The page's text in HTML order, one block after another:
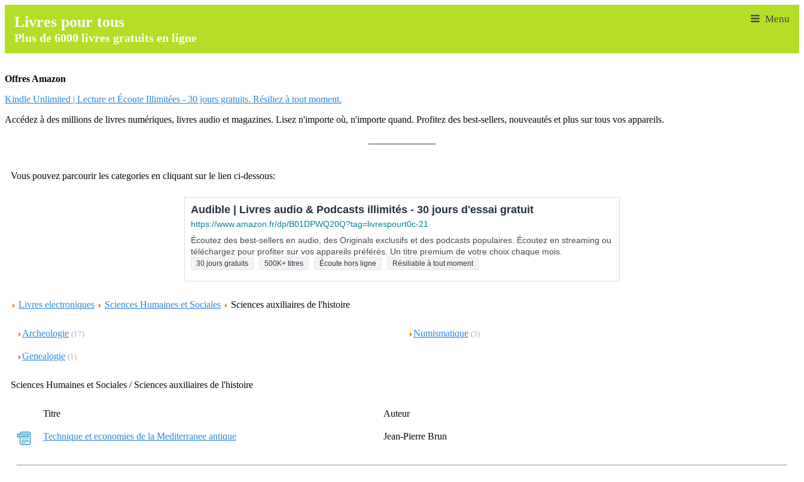
Livres pour tous
Plus de 6000 livres gratuits en ligne
Offres Amazon
Kindle Unlimited | Lecture et Écoute Illimitées - 30 jours gratuits. Résiliez à tout moment.
Accédez à des millions de livres numériques, livres audio et magazines. Lisez n'importe où, n'importe quand. Profitez des best-sellers, nouveautés et plus sur tous vos appareils.
Vous pouvez parcourir les categories en cliquant sur le lien ci-dessous:
Audible | Livres audio & Podcasts illimités - 30 jours d'essai gratuit
https://www.amazon.fr/dp/B01DPWQ20Q?tag=livrespourt0c-21
Écoutez des best-sellers en audio, des Originals exclusifs et des podcasts populaires. Écoutez en streaming ou
téléchargez pour profiter sur vos appareils préférés. Un titre premium de votre choix chaque mois.
30 jours gratuits 500K+ titres Écoute hors ligne Résiliable à tout moment
Livres electroniques Sciences Humaines et Sociales Sciences auxiliaires de l'histoire
Archeologie (17) Numismatique (3)
Genealogie (1)
Sciences Humaines et Sociales / Sciences auxiliaires de l'histoire
Titre Auteur
Technique et economies de la Mediterranee antique Jean-Pierre Brun